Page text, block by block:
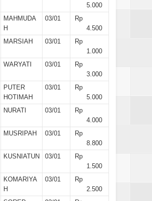
5.000
MAHMUDA
H
03/01
Rp
4.500
MARSIAH 03/01
Rp
1.000
WARYATI 03/01
Rp
3.000
PUTER
HOTIMAH
03/01
Rp
5.000
NURATI 03/01
Rp
4.000
MUSRIPAH 03/01
Rp
8.800
KUSNIATUN 03/01
Rp
1.500
KOMARIYA
H
03/01
Rp
2.500